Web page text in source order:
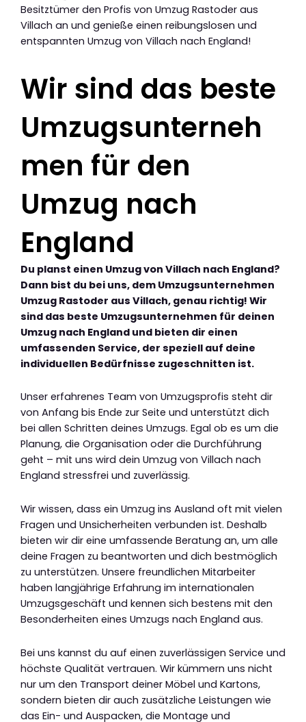
Besitztümer den Profis von Umzug Rastoder aus
Villach an und genieße einen reibungslosen und
entspannten Umzug von Villach nach England!
Wir sind das beste
Umzugsunterneh
men für den
Umzug nach
England
Du planst einen Umzug von Villach nach England?
Dann bist du bei uns, dem Umzugsunternehmen
Umzug Rastoder aus Villach, genau richtig! Wir
sind das beste Umzugsunternehmen für deinen
Umzug nach England und bieten dir einen
umfassenden Service, der speziell auf deine
individuellen Bedürfnisse zugeschnitten ist.
Unser erfahrenes Team von Umzugsprofis steht dir
von Anfang bis Ende zur Seite und unterstützt dich
bei allen Schritten deines Umzugs. Egal ob es um die
Planung, die Organisation oder die Durchführung
geht – mit uns wird dein Umzug von Villach nach
England stressfrei und zuverlässig.
Wir wissen, dass ein Umzug ins Ausland oft mit vielen
Fragen und Unsicherheiten verbunden ist. Deshalb
bieten wir dir eine umfassende Beratung an, um alle
deine Fragen zu beantworten und dich bestmöglich
zu unterstützen. Unsere freundlichen Mitarbeiter
haben langjährige Erfahrung im internationalen
Umzugsgeschäft und kennen sich bestens mit den
Besonderheiten eines Umzugs nach England aus.
Bei uns kannst du auf einen zuverlässigen Service und
höchste Qualität vertrauen. Wir kümmern uns nicht
nur um den Transport deiner Möbel und Kartons,
sondern bieten dir auch zusätzliche Leistungen wie
das Ein- und Auspacken, die Montage und